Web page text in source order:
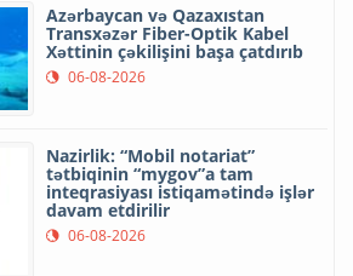
Azərbaycan və Qazaxıstan
Transxəzər Fiber-Optik Kabel
Xəttinin çəkilişini başa çatdırıb
06-08-2026
Nazirlik: “Mobil notariat”
tətbiqinin “mygov”a tam
inteqrasiyası istiqamətində işlər
davam etdirilir
06-08-2026